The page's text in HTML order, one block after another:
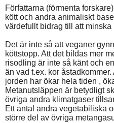
Författarna (förmenta
kött och andra animaliskt
värdefullt bidrag till att
Det är inte så att veganer
köttstopp. Att det bildas mer
risodling är inte så känt och
än vad t.ex. kor
jorden har ökar hela tiden ,
Metanutsläppen är betydligt
övriga andra klimatgaser
Ett antal andra vegetabiliska
större del av övriga